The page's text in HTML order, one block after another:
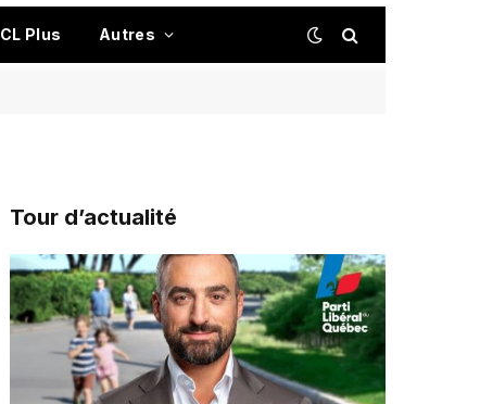
CL Plus Autres
Tour d’actualité